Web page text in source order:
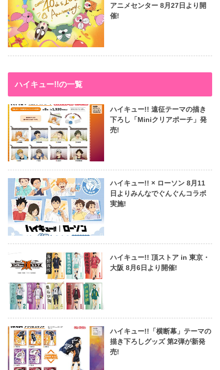
アニメセンター 8月27日より開
催!
ハイキュー!!の一覧
ハイキュー!! 遠征テーマの描き
下ろし「Miniクリアポーチ」発
売!
ハイキュー!! × ローソン 8月11
日よりみんなでぐんぐんコラボ
実施!
ハイキュー!! 頂ストア in 東京・
大阪 8月6日より開催!
ハイキュー!!「横断幕」テーマの
描き下ろしグッズ 第2弾が新発
売!